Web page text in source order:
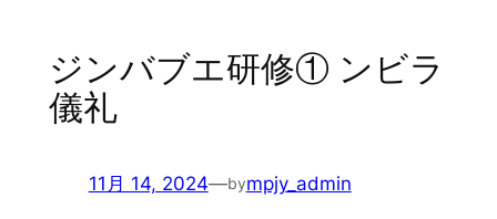
ジンバブエ研修① ンビラ
儀礼
11月 14, 2024—bympjy_admin